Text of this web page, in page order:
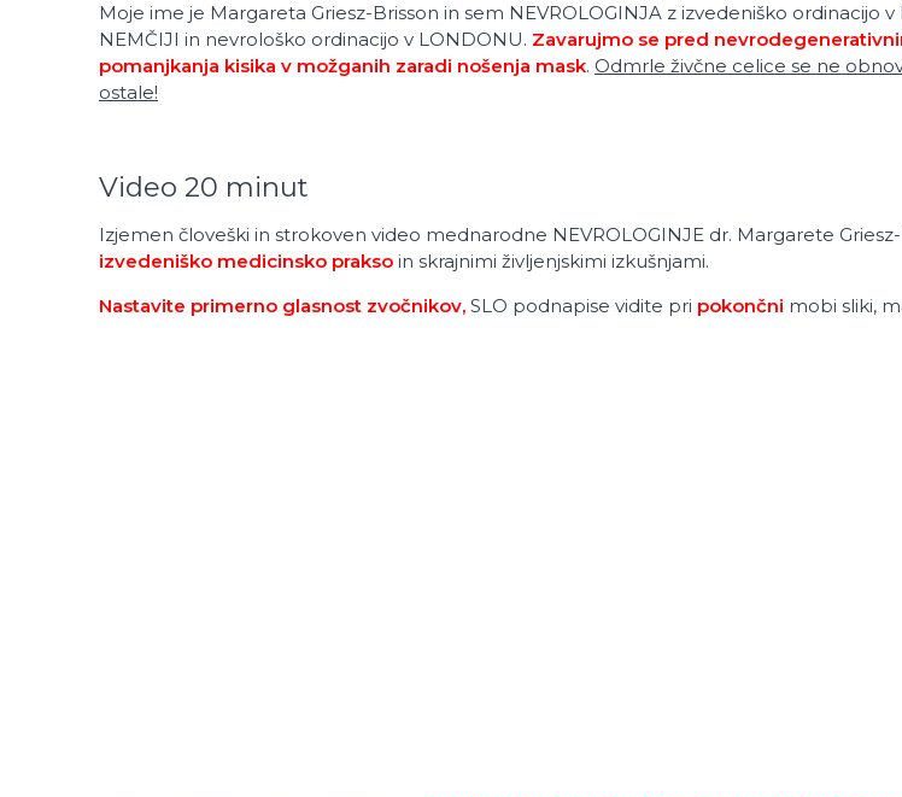
Moje ime je Margareta Griesz-Brisson in sem NEVROLOGINJA z izvedeniško ordinacijo
NEMČIJI in nevrološko ordinacijo v LONDONU. Zavarujmo se pred
pomanjkanja kisika v možganih zaradi nošenja mask. Odmrle živčne celice se ne
ostale!
Video 20 minut
Izjemen človeški in strokoven video mednarodne NEVROLOGINJE dr. Margarete
izvedeniško medicinsko prakso in skrajnimi življenjskimi izkušnjami.
Nastavite primerno glasnost zvočnikov, SLO podnapise vidite pri pokončni mobi sliki,